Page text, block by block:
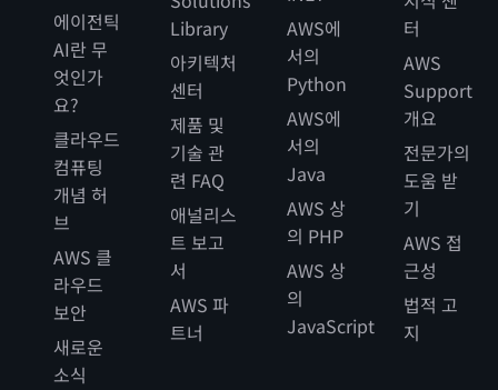
에이전틱
AI란 무
엇인가
요?
클라우드
컴퓨팅
개념 허
브
AWS 클
라우드
보안
새로운
소식
Library
아키텍처
센터
제품 및
기술 관
련 FAQ
애널리스
트 보고
서
AWS 파
트너
AWS에
서의
Python
AWS에
서의
Java
AWS 상
의 PHP
AWS 상
의
JavaScript
터
AWS
Support
개요
전문가의
도움 받
기
AWS 접
근성
법적 고
지